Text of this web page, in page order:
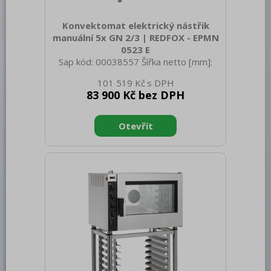
vodní lázně
Redfox
REDFOX 900
Volně stojící moduly
Nerezový program
Příprava masa a zeleniny
Pizza program
Konvektomaty
Konvektomat elektrický nástřik
manuální 5x GN 2/3 | REDFOX - EPMN
0523 E
Sap kód: 00038557 Šířka netto [mm]:
netto [mm]: 643 Hmotnost netto [kg]:
52.00 Šířka brutto [mm]: 810 Hloubka
780 Hmotnost brutto [kg]: 60.00 Typ
spotřebiče: Elektrické zařízení Příkon
elektrický [kW]: 3.300 Napájení: 230 V /
barva zařízení: Nerezové Nastavitelné
nožičky: Ano Řízení vlhkosti: Ne
Stohovatelnost: Ano Typ ovládání:
Mechanické Typ vývinu páry: Nás
101 519 Kč
83 900 Kč bez DPH